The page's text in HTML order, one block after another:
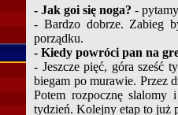
- Jak goi się noga? -
- Bardzo dobrze. Zabieg
porządku.
- Kiedy powróci pan na
- Jeszcze pięć, góra
biegam po murawie. Przez
Potem rozpocznę
tydzień. Kolejny etap to już